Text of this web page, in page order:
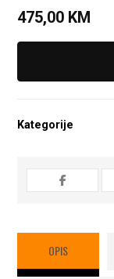
475,00 KM
Kategorije
OPIS